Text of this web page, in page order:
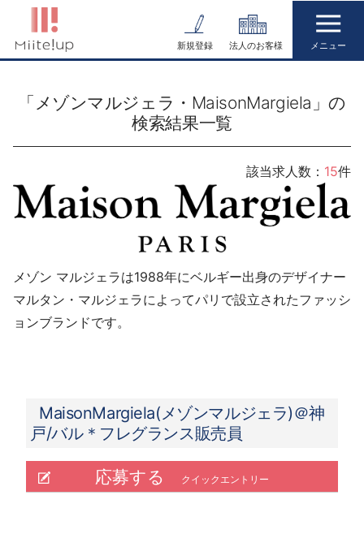
テ
新規登録 法人のお客様
「メゾンマルジェラ・MaisonMargiela」の
検索結果一覧
該当求人数： 15件
メゾン マルジェラは1988年にベルギー出身のデザイナー
マルタン・マルジェラによってパリで設立されたファッシ
ョンブランドです。
MaisonMargiela(メゾンマルジェラ)＠神
戸/バル＊フレグランス販売員
応募する クイックエントリー